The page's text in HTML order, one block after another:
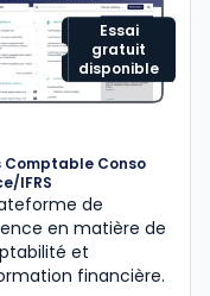
Essai
gratuit
disponible
Comptable Conso
IFRS
de
en matière de
et
financière.